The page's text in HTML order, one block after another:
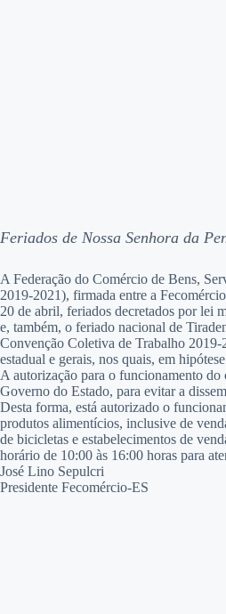
Feriados de Nossa Senhora da
A Federação do Comércio de Bens,
2019-2021), firmada entre a
20 de abril, feriados decretados por lei
e, também, o feriado nacional de
Convenção Coletiva de Trabalho 2019-
estadual e gerais, nos quais, em
A autorização para o funcionamento
Governo do Estado, para evitar a
Desta forma, está autorizado o
produtos alimentícios, inclusive de
de bicicletas e estabelecimentos de
horário de 10:00 às 16:00 horas para
José Lino Sepulcri
Presidente Fecomércio-ES